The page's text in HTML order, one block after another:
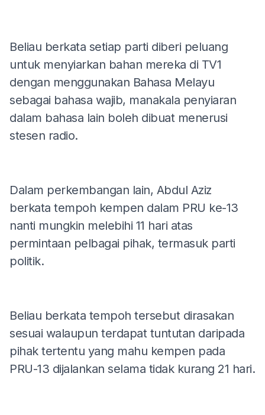
Beliau berkata setiap parti diberi peluang
untuk menyiarkan bahan mereka di TV1
dengan menggunakan Bahasa Melayu
sebagai bahasa wajib, manakala penyiaran
dalam bahasa lain boleh dibuat menerusi
stesen radio.
Dalam perkembangan lain, Abdul Aziz
berkata tempoh kempen dalam PRU ke-13
nanti mungkin melebihi 11 hari atas
permintaan pelbagai pihak, termasuk parti
politik.
Beliau berkata tempoh tersebut dirasakan
sesuai walaupun terdapat tuntutan daripada
pihak tertentu yang mahu kempen pada
PRU-13 dijalankan selama tidak kurang 21 hari.